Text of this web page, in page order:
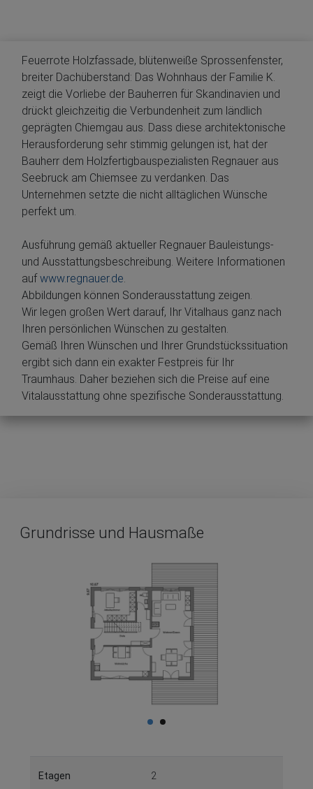
Feuerrote Holzfassade, blütenweiße Sprossenfenster,
breiter Dachüberstand: Das Wohnhaus der Familie K.
zeigt die Vorliebe der Bauherren für Skandinavien und
drückt gleichzeitig die Verbundenheit zum ländlich
geprägten Chiemgau aus. Dass diese architektonische
Herausforderung sehr stimmig gelungen ist, hat der
Bauherr dem Holzfertigbauspezialisten Regnauer aus
Seebruck am Chiemsee zu verdanken. Das
Unternehmen setzte die nicht alltäglichen Wünsche
perfekt um.
Ausführung gemäß aktueller Regnauer Bauleistungs-
und Ausstattungsbeschreibung. Weitere Informationen
auf www.regnauer.de.
Abbildungen können Sonderausstattung zeigen.
Wir legen großen Wert darauf, Ihr Vitalhaus ganz nach
Ihren persönlichen Wünschen zu gestalten.
Gemäß Ihren Wünschen und Ihrer Grundstückssituation
ergibt sich dann ein exakter Festpreis für Ihr
Traumhaus. Daher beziehen sich die Preise auf eine
Vitalausstattung ohne spezifische Sonderausstattung.
Grundrisse und Hausmaße
Etagen 2